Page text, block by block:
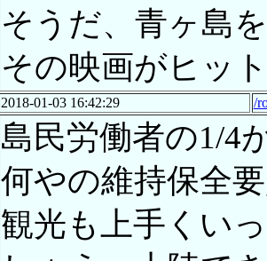
そうだ、青ヶ島
その映画がヒッ
2018-01-03 16:42:29 /
島民労働者の1/4
何やの維持保全
観光も上手くい